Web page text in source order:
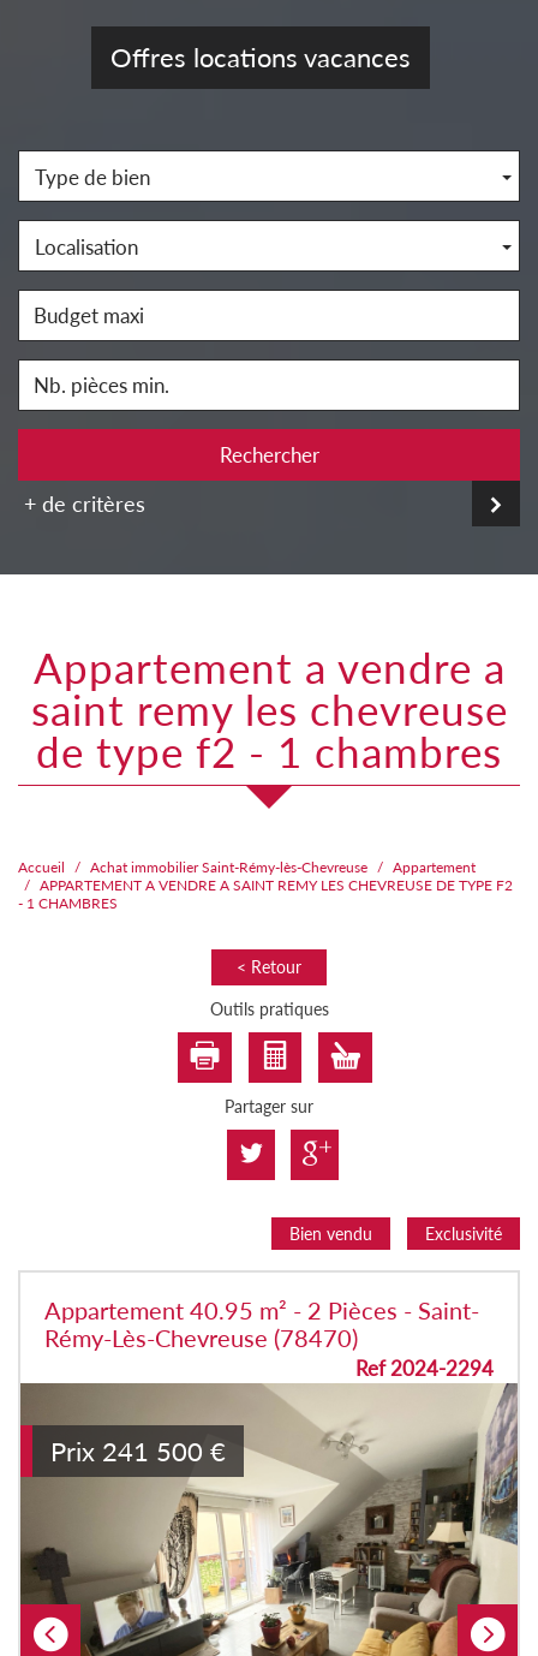
Offres locations vacances
Type de bien
Localisation
Rechercher
+ de critères
appartement a vendre a
saint remy les chevreuse
de type f2 - 1 chambres
Accueil Achat immobilier Saint-Rémy-lès-Chevreuse
Appartement
APPARTEMENT A VENDRE A SAINT REMY LES CHEVREUSE DE TYPE F2
- 1 CHAMBRES
< Retour
Outils pratiques
Partager sur
Bien vendu Exclusivité
Appartement 40.95 m² - 2 Pièces - Saint-
Rémy-Lès-Chevreuse (78470)
Ref 2024-2294
Prix 241 500 €